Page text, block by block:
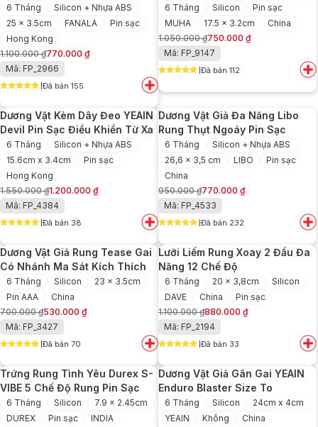
6 Tháng
Silicon + Nhựa ABS
25 x 3.5cm
FANALA
Pin sạc
Hong Kong
1.100.000₫
Giá
gốc
là:
1.100.000 ₫.
770.000 ₫
Giá
hiện
tại
là:
770.000 ₫.
Mã: FP_2966
Đã bán 155
Khiển Từ Xa
6 Tháng Silicon
Pin sạc
MUHA
17.5 x 3.2cm
China
1.050.000₫
Giá
gốc
là:
1.050.000 ₫.
750.000 ₫
Giá
hiện
tại
là:
750.000 ₫.
Mã: FP_9147
Đã bán 112
Dương Vật Kèm Dây Đeo YEAIN
Devil Pin Sạc Điều Khiển Từ Xa
6 Tháng
Silicon + Nhựa ABS
15.6cm x 3.4cm
Pin sạc
Hong Kong
1.550.000₫
Giá
gốc
là:
1.550.000 ₫.
1.200.000 ₫
Giá
hiện
tại
là:
1.200.000 ₫.
Mã: FP_4384
Đã bán 38
Dương Vật Giả Đa Năng Libo
Rung Thụt Ngoáy Pin Sạc
6 Tháng
Silicon + Nhựa ABS
26,6 x 3,5 cm
LIBO
Pin sạc
China
950.000₫
Giá
gốc
là:
950.000 ₫.
770.000 ₫
Giá
hiện
tại
là:
770.000 ₫.
Mã: FP_4533
Đã bán 232
Dương Vật Giả Rung Tease Gai
Có Nhánh Ma Sát Kích Thích
6 Tháng Silicon
23 x 3.5cm
Pin AAA
China
700.000₫
Giá
gốc
là:
700.000 ₫.
530.000 ₫
Giá
hiện
tại
là:
530.000 ₫.
Mã: FP_3427
Đã bán 70
Lưỡi Liếm Rung Xoay 2 Đầu Đa
Năng 12 Chế Độ
6 Tháng 20 x 3,8cm
Silicon
DAVE
China
Pin sạc
1.100.000₫
Giá
gốc
là:
1.100.000 ₫.
880.000 ₫
Giá
hiện
tại
là:
880.000 ₫.
Mã: FP_2194
Đã bán 33
Trứng Rung Tình Yêu Durex S-
VIBE 5 Chế Độ Rung Pin Sạc
6 Tháng Silicon
7.9 x 2.45cm
DUREX
Pin sạc
INDIA
Dương Vật Giả Gân Gai YEAIN
Enduro Blaster Size To
6 Tháng Silicon
24cm x 4cm
YEAIN
Không
China